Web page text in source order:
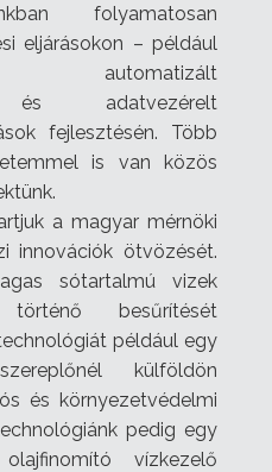
folyamatosan
eljárásokon – például
automatizált
és adatvezérelt
fejlesztésén. Több
is van közös
a magyar mérnöki
innovációk ötvözését.
sótartalmú vizek
történő besűrítését
például egy
külföldön
és környezetvédelmi
pedig egy
vízkezelő